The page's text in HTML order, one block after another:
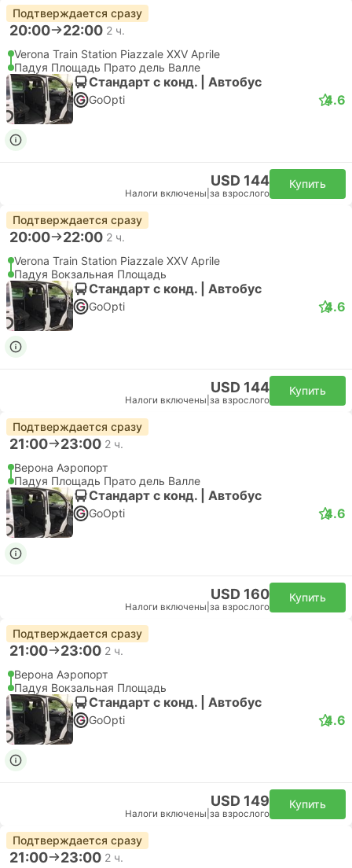
Подтверждается сразу
20:00 22:00 2 ч.
Verona Train Station Piazzale XXV Aprile
Падуя Площадь Прато дель Валле
Стандарт с конд. | Автобус
GoOpti 4.6
USD 144
Налоги включены за взрослого
Купить
Подтверждается сразу
20:00 22:00 2 ч.
Verona Train Station Piazzale XXV Aprile
Падуя Вокзальная Площадь
Стандарт с конд. | Автобус
GoOpti 4.6
USD 144
Налоги включены за взрослого
Купить
Подтверждается сразу
21:00 23:00 2 ч.
Верона Аэропорт
Падуя Площадь Прато дель Валле
Стандарт с конд. | Автобус
GoOpti 4.6
USD 160
Налоги включены за взрослого
Купить
Подтверждается сразу
21:00 23:00 2 ч.
Верона Аэропорт
Падуя Вокзальная Площадь
Стандарт с конд. | Автобус
GoOpti 4.6
USD 149
Налоги включены за взрослого
Купить
Подтверждается сразу
21:00 23:00 2 ч.